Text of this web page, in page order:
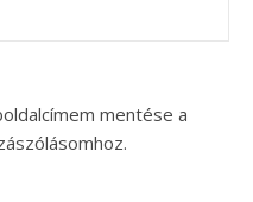
mentése a